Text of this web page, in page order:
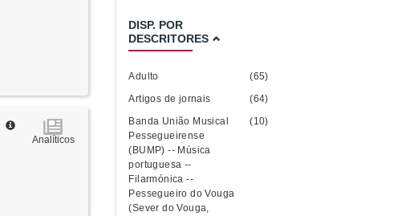
Analíticos
DISP. POR
DESCRITORES
Adulto
(65)
Artigos de jornais
(64)
Banda União Musical
Pessegueirense
(BUMP) -- Música
portuguesa --
Filarmónica --
Pessegueiro do Vouga
(Sever do Vouga,
(10)